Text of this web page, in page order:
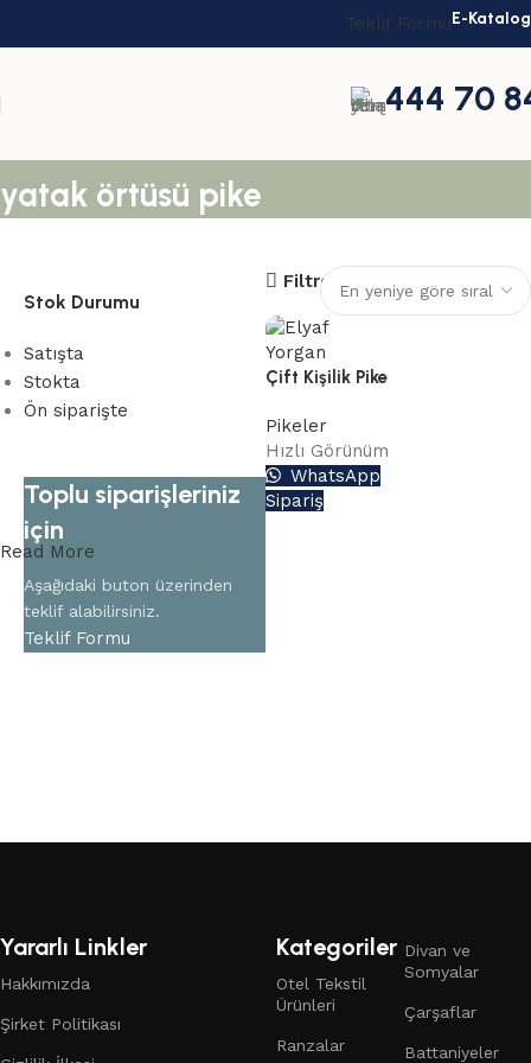
Teklif FormuE-Katalog
444 70
yatak örtüsü pike
Stok Durumu
Satışta
Stokta
Ön siparişte
Toplu siparişleriniz
için
Aşağıdaki buton üzerinden
teklif alabilirsiniz.
Teklif Formu
Filtreler
Çift Kişilik Pike
Pikeler
Hızlı Görünüm
WhatsApp
Sipariş
Read More
Yararlı Linkler
Hakkımızda
Şirket Politikası
Kategoriler
Otel Tekstil
Ürünleri
Ranzalar
Divan ve
Somyalar
Çarşaflar
Battaniyeler